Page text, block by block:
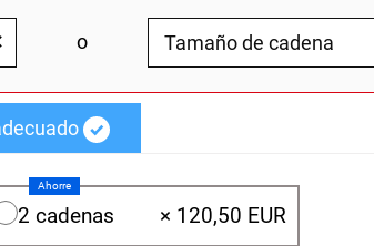
o
2 cadenas × 120,50 EUR
Ahorre